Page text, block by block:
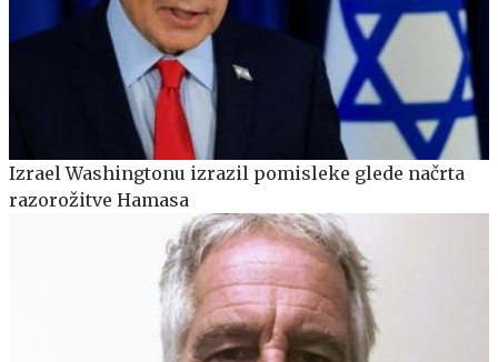
Izrael Washingtonu izrazil pomisleke glede načrta
razorožitve Hamasa